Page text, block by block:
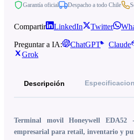
Garantía oficial Despacho a todo Chile
Compartir LinkedIn Twitter
Preguntar a IA: ChatGPT Claude
Grok
Descripción
Terminal movil Honeywell EDA52
empresarial para retail, inventario y